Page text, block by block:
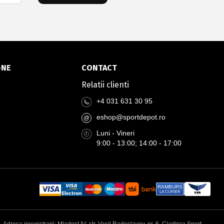
CONTACT
Relatii clienti
+4 031 631 30 95
@
eshop@sportdepot.ro
Luni - Vineri
9:00 - 13:00; 14:00 - 17:00
RAMBURS
LA CURIER